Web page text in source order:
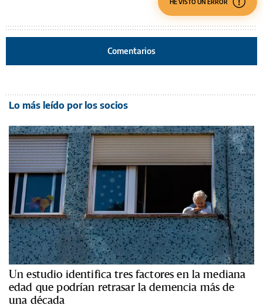
HE VISTO UN ERROR
Comentarios
Lo más leído por los socios
Un estudio identifica tres factores en la mediana
edad que podrían retrasar la demencia más de
una década